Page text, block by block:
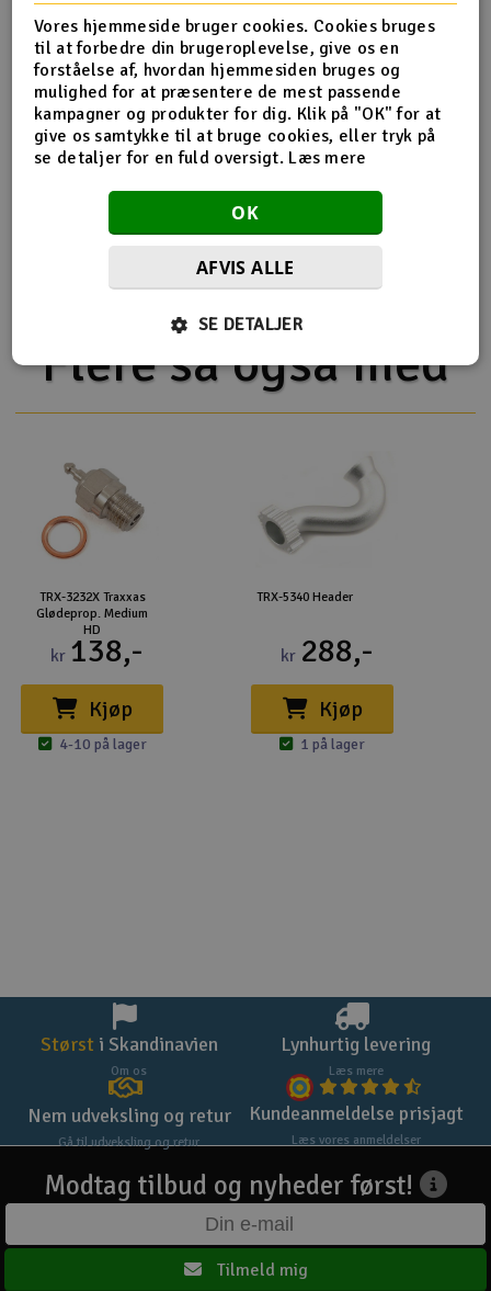
Slot racing
Smarthjem, leg og hobby
Solenergi
Værktøj, udstyr og tilbehør
Gavekort
Produkt information
Flere detaljer
Produktet er
forbundet med
Reservedeler Traxxas
Traxxas Slash 4x4 BL-2S RTR TQ
Flere så også med
TRX-3232X Traxxas
Glødeprop. Medium
HD
kr 138,-
Kjøp
4-10 på lager
TRX-5340 Header
kr 288,-
Kjøp
1 på lager
Størst i Skandinavien
Om os
Lynhurtig levering
Læs mere
Nem udveksling og retur
Gå til udveksling og retur
Kundeanmeldelse prisjagt
Læs vores anmeldelser
Modtag tilbud og nyheder først!
Tilmeld mig
Vores hjemmeside bruger cookies. Cookies bruges
til at forbedre din brugeroplevelse, give os en
forståelse af, hvordan hjemmesiden bruges og
mulighed for at præsentere de mest passende
kampagner og produkter for dig. Klik på "OK" for at
give os samtykke til at bruge cookies, eller tryk på
se detaljer for en fuld oversigt. Læs mere
OK
AFVIS ALLE
SE DETALJER